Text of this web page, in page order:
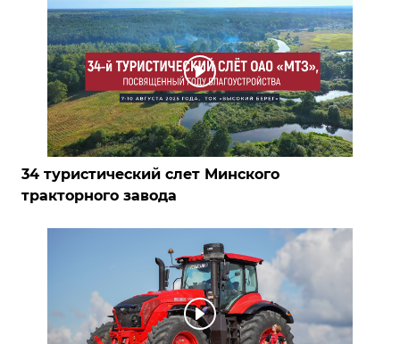
34 туристический слет Минского
тракторного завода